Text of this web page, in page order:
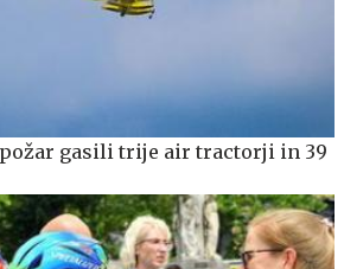
gasili trije air tractorji in 39